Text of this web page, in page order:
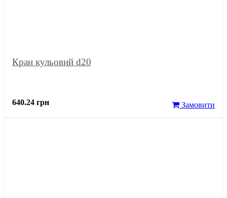
Кран кульовий d20
640.24 грн Замовити